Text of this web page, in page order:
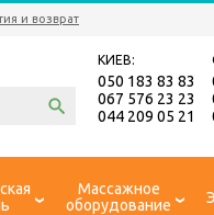
и возврат
КИЕВ:
050 183 83 83
067 576 23 23
044 209 05 21
Массажное
оборудование